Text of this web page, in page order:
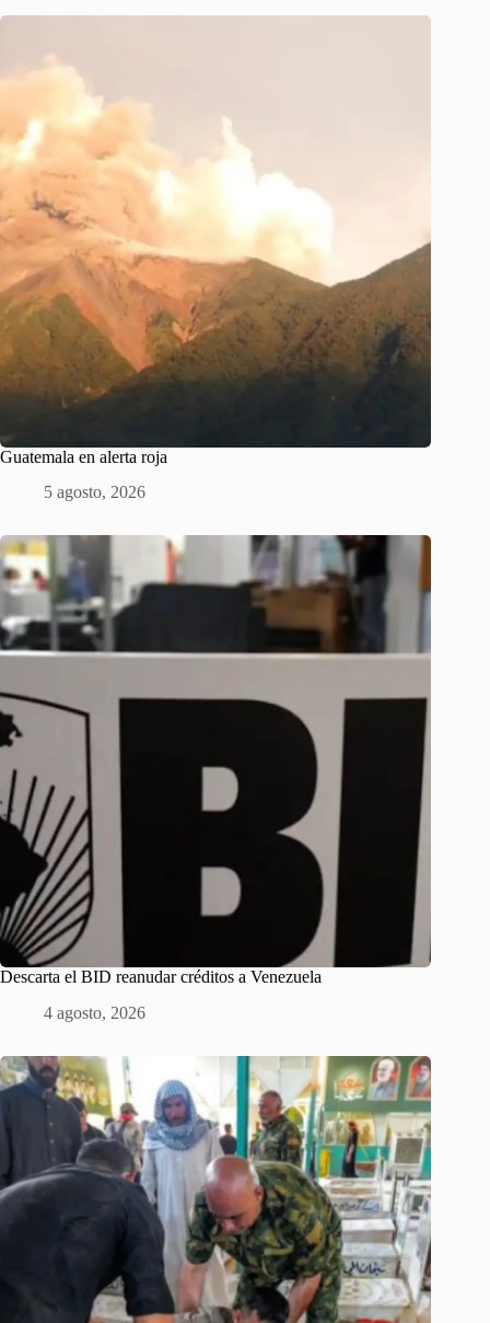
Guatemala en alerta roja
5 agosto, 2026
Descarta el BID reanudar créditos a Venezuela
4 agosto, 2026